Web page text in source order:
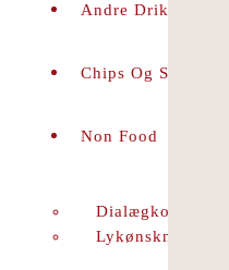
Andre Drikkevarer
Chips Og Snacks
Non Food
Dialægkort
Lykønskningskort